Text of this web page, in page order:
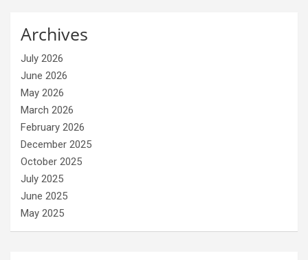
Archives
July 2026
June 2026
May 2026
March 2026
February 2026
December 2025
October 2025
July 2025
June 2025
May 2025